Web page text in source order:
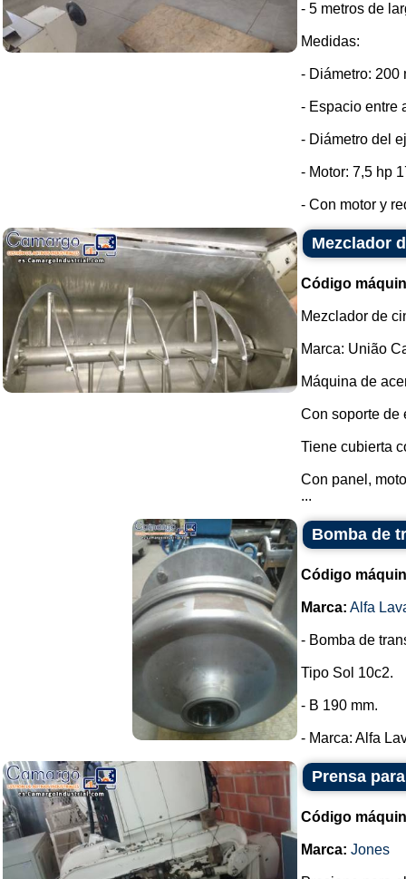
- 5 metros de
Medidas:
- Diámetro: 200
- Espacio entre
- Diámetro del
- Motor: 7,5 hp
- Con motor y
Mezclador
Código
Mezclador de
Marca: União
Máquina de
Con soporte de
Tiene cubierta
Con panel,
...
Bomba de
Código
Marca: Alfa
- Bomba de
Tipo Sol 10c2.
- B 190 mm.
- Marca: Alfa
Prensa
Código
Marca: Jones